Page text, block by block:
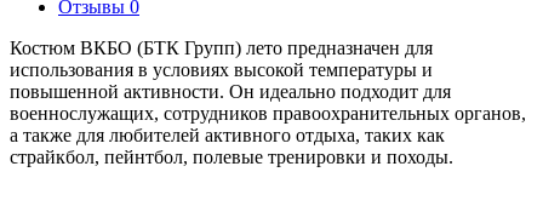
Отзывы 0
Костюм ВКБО (БТК Групп) лето предназначен для
использования в условиях высокой температуры и
повышенной активности. Он идеально подходит для
военнослужащих, сотрудников правоохранительных органов,
а также для любителей активного отдыха, таких как
страйкбол, пейнтбол, полевые тренировки и походы.